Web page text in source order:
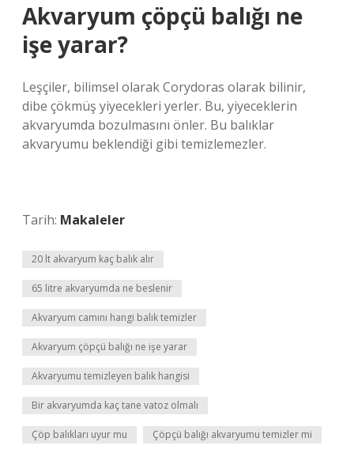
Akvaryum çöpçü balığı ne
işe yarar?
Leşçiler, bilimsel olarak Corydoras olarak bilinir,
dibe çökmüş yiyecekleri yerler. Bu, yiyeceklerin
akvaryumda bozulmasını önler. Bu balıklar
akvaryumu beklendiği gibi temizlemezler.
Tarih: Makaleler
20 lt akvaryum kaç balık alır
65 litre akvaryumda ne beslenir
Akvaryum camını hangi balık temizler
Akvaryum çöpçü balığı ne işe yarar
Akvaryumu temizleyen balık hangisi
Bir akvaryumda kaç tane vatoz olmalı
Çöp balıkları uyur mu Çöpçü balığı akvaryumu temizler mi